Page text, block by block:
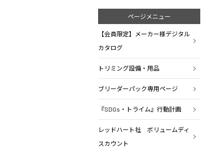
ページメニュー
【会員限定】メーカー様デジタル
カタログ
トリミング設備・用品
ブリーダーパック専用ページ
『SDGs・トライム』行動計画
レッドハート社 ボリュームディ
スカウント